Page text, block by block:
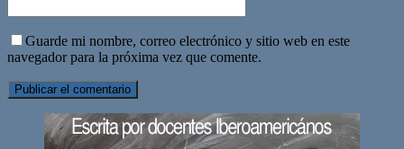
Guarde mi nombre, correo electrónico y sitio web en este
navegador para la próxima vez que comente.